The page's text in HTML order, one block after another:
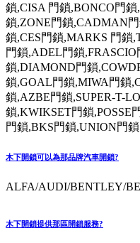
鎖,CISA 門鎖,BONCO門
鎖,ZONE門鎖,CADMAN
鎖,CES門鎖,MARKS 門鎖
門鎖,ADEL門鎖
鎖,DIAMOND門鎖
鎖,GOAL門鎖,MIWA門鎖
鎖,AZBE門鎖,SUPER-T-
鎖,KWIKSET門鎖,POSSE
門鎖,BKS門鎖,UNION門鎖
木下開鎖可以為那品牌汽車開鎖?
ALFA/AUDI/BENTLEY/
木下開鎖提供那區開鎖服務?